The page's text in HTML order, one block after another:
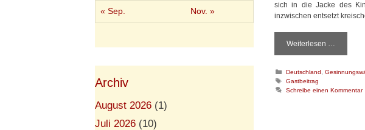
sich in die Jacke des
inzwischen entsetzt
Weiterlesen …
e
a
u
K
a
t
Deutschland ,
S
c
Gastbeitrag
Schreibe einen Kommentar
« Sep. Nov. »
Archiv
August 2026 (1)
Juli 2026 (10)